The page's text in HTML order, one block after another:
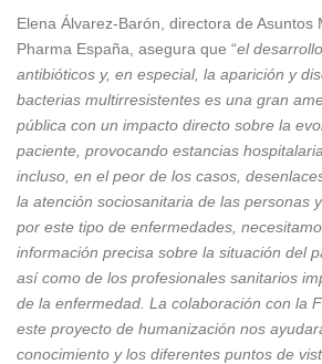
Elena Álvarez-Barón, directora de Asuntos
Pharma España, asegura que “el
antibióticos y, en especial, la aparición y
bacterias multirresistentes es una gran
pública con un impacto directo sobre la
paciente, provocando estancias
incluso, en el peor de los casos,
la atención sociosanitaria de las personas
por este tipo de enfermedades,
información precisa sobre la situación del
así como de los profesionales sanitarios
de la enfermedad. La colaboración con la
este proyecto de humanización nos
conocimiento y los diferentes puntos de